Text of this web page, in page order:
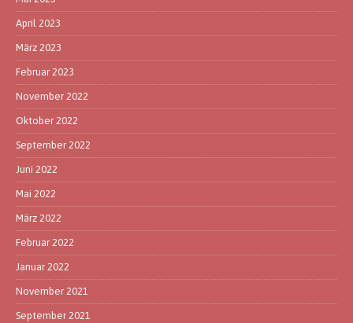
April 2023
März 2023
Februar 2023
November 2022
Oktober 2022
September 2022
Juni 2022
Mai 2022
März 2022
Februar 2022
Januar 2022
November 2021
September 2021